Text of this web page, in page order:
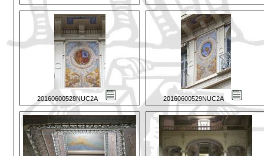
20160600528NUC2A 20160600529NUC2A